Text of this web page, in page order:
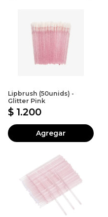
Lipbrush (50unids) -
Glitter Pink
$ 1.200
Agregar